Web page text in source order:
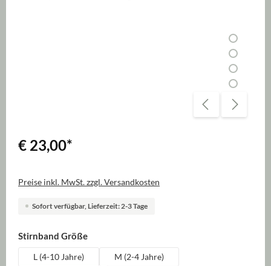
€ 23,00*
Preise inkl. MwSt. zzgl. Versandkosten
Sofort verfügbar, Lieferzeit: 2-3 Tage
Stirnband Größeauswählen
L (4-10 Jahre)
M (2-4 Jahre)